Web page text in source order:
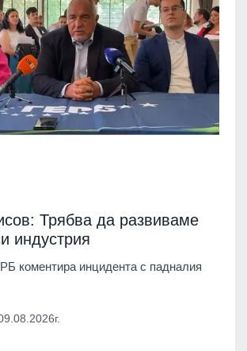
Трябва да развиваме
индустрия
коментира инцидента с падналия